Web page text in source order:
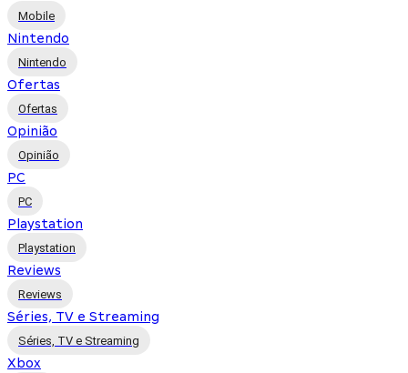
Mobile
Nintendo
Nintendo
Ofertas
Ofertas
Opinião
Opinião
PC
PC
Playstation
Playstation
Reviews
Reviews
Séries, TV e Streaming
Séries, TV e Streaming
Xbox